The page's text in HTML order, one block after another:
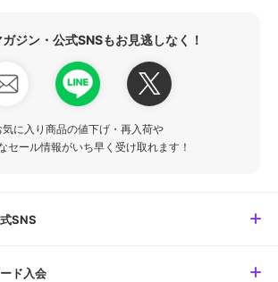
ガジン・公式SNSもお見逃しなく！
気に入り商品の値下げ・再入荷や
セール情報がいち早く受け取れます！
SNS
ド入会